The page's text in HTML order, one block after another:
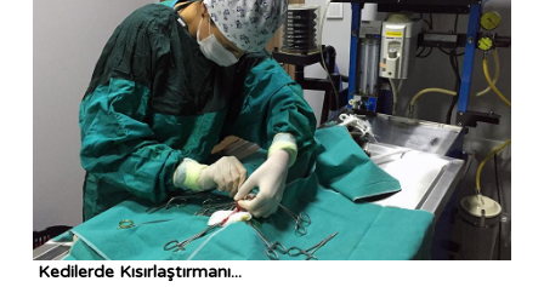
Kedilerde Kısırlaştırmanı...